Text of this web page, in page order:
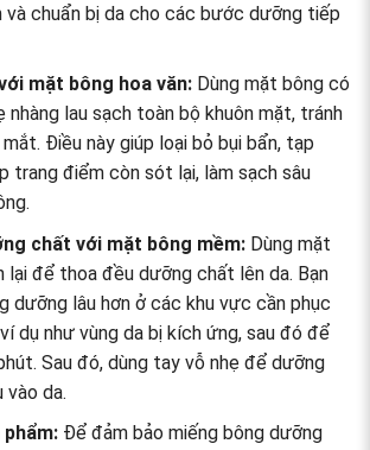
và chuẩn bị da cho các bước dưỡng tiếp
mặt bông hoa văn:Dùng mặt bông có
nhàng lau sạch toàn bộ khuôn mặt, tránh
mắt. Điều này giúp loại bỏ bụi bẩn, tạp
trang điểm còn sót lại, làm sạch sâu
chất với mặt bông mềm:Dùng mặt
lại để thoa đều dưỡng chất lên da. Bạn
dưỡng lâu hơn ở các khu vực cần phục
dụ như vùng da bị kích ứng, sau đó để
Sau đó, dùng tay vỗ nhẹ để dưỡng
da.
phẩm:Để đảm bảo miếng bông dưỡng